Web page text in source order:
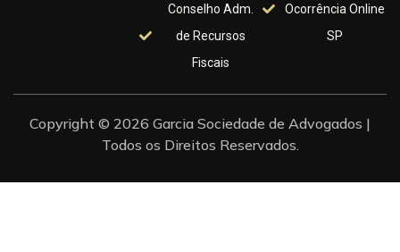
Conselho Adm.
de Recursos
Fiscais
Ocorrência Online
SP
Copyright © 2026 Garcia Sociedade de Advogados |
Todos os Direitos Reservados.